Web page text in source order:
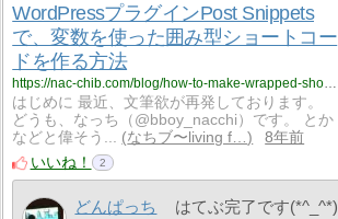
WordPressプラグインPost Snippets
で、変数を使った囲み型ショートコー
ドを作る方法
はじめに 最近、文筆欲が再発しております。
どうも、なっち（@bboy_nacchi）です。 とか
などと偉そう...
なちブ〜living f…
8年前
いいね！
2
どんぱっち はてぶ完了です(*^_^*)